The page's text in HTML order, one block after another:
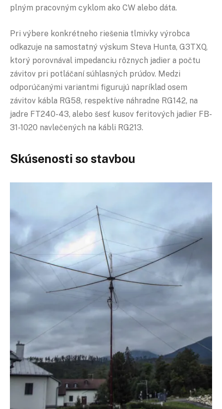
plným pracovným cyklom ako CW alebo dáta.
Pri výbere konkrétneho riešenia tlmivky výrobca
odkazuje na samostatný výskum Steva Hunta, G3TXQ,
ktorý porovnával impedanciu rôznych jadier a počtu
závitov pri potláčaní súhlasných prúdov. Medzi
odporúčanými variantmi figurujú napríklad osem
závitov kábla RG58, respektíve náhradne RG142, na
jadre FT240-43, alebo šesť kusov feritových jadier FB-
31-1020 navlečených na kábli RG213.
Skúsenosti so stavbou